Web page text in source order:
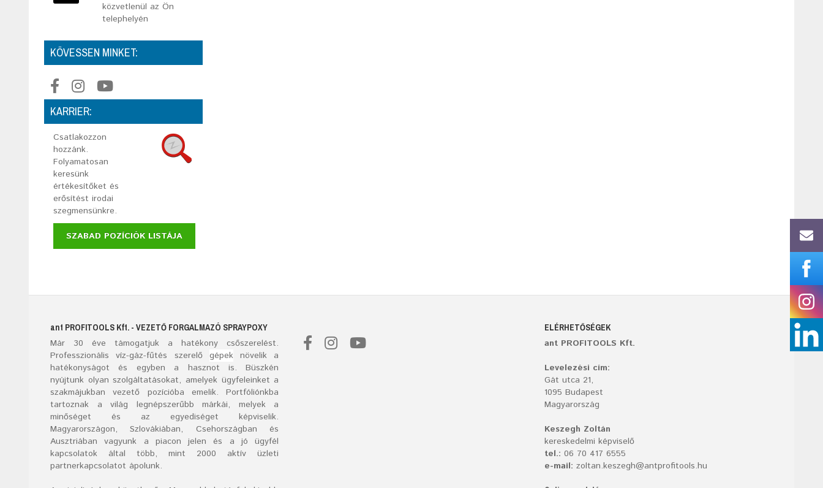
közvetlenül az Ön
telephelyén
KÖVESSEN MINKET:
KARRIER:
Csatlakozzon
hozzánk.
Folyamatosan
keresünk
értékesítőket és
erősítést irodai
szegmensünkre.
SZABAD POZÍCIÓK LISTÁJA
ant PROFITOOLS Kft. - VEZETŐ FORGALMAZÓ SPRAYPOXY
Már 30éve támogatjuk a hatékony csőszerelést.
Professzionális víz-gáz-fűtés szerelő gépeknövelik a
hatékonyságot és egyben a hasznot is. Büszkén
nyújtunk olyan szolgáltatásokat, amelyek ügyfeleinket a
szakmájukban vezető pozícióba emelik. Portfóliónkba
tartoznak a világ legnépszerűbb márkái, melyek a
minőséget és az egyediséget képviselik.
Magyarországon, Szlovákiában, Csehországban és
Ausztriában vagyunk a piacon jelen és a jó ügyfél
kapcsolatok által több, mint 2000 aktív üzleti
partnerkapcsolatot ápolunk.
ELÉRHETŐSÉGEK
ant PROFITOOLS Kft.
Levelezési cím:
Gát utca 21,
1095 Budapest
Magyarország
Keszegh Zoltán
kereskedelmi képviselő
tel.: 06 70 417 6555
e-mail: zoltan.keszegh@antprofitools.hu